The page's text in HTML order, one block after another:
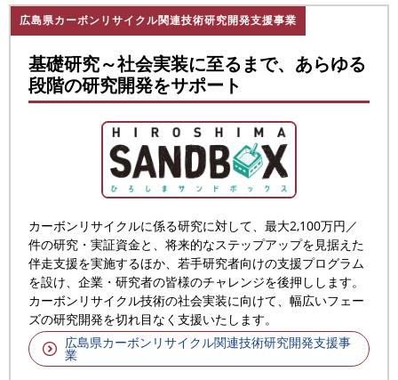
広島県カーボンリサイクル関連技術研究開発支援事業
基礎研究～社会実装に至るまで、あらゆる
段階の研究開発をサポート
カーボンリサイクルに係る研究に対して、最大2,100万円／
件の研究・実証資金と、将来的なステップアップを見据えた
伴走支援を実施するほか、若手研究者向けの支援プログラム
を設け、企業・研究者の皆様のチャレンジを後押しします。
カーボンリサイクル技術の社会実装に向けて、幅広いフェー
ズの研究開発を切れ目なく支援いたします。
広島県カーボンリサイクル関連技術研究開発支援事
業